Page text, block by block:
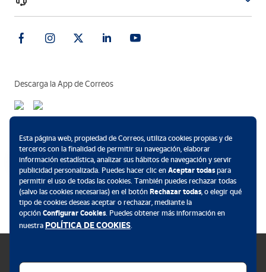
Descarga la App de Correos
Esta página web, propiedad de Correos, utiliza cookies propias y de
terceros con la finalidad de permitir su navegación, elaborar
información estadística, analizar sus hábitos de navegación y servir
publicidad personalizada. Puedes hacer clic en Aceptar todaspara
permitir el uso de todas las cookies. También puedes rechazar todas
(salvo las cookies necesarias) en el botón Rechazar todas, o elegir qué
tipo de cookies deseas aceptar o rechazar, mediante la
opción Configurar Cookies. Puedes obtener más información en
nuestra POLÍTICA DE COOKIES.